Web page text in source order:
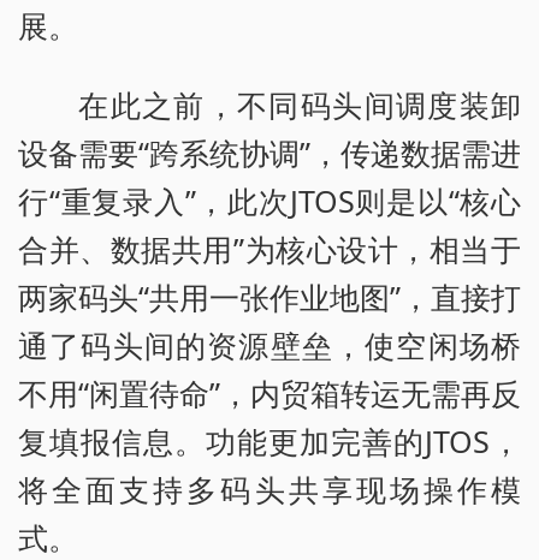
展。
在此之前，不同码头间调度装卸
设备需要“跨系统协调”，传递数据需进
行“重复录入”，此次JTOS则是以“核心
合并、数据共用”为核心设计，相当于
两家码头“共用一张作业地图”，直接打
通了码头间的资源壁垒，使空闲场桥
不用“闲置待命”，内贸箱转运无需再反
复填报信息。功能更加完善的JTOS，
将全面支持多码头共享现场操作模
式。